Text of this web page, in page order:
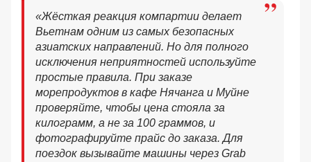
«Жёсткая реакция компартии делает
Вьетнам одним из самых безопасных
азиатских направлений. Но для полного
исключения неприятностей используйте
простые правила. При заказе
морепродуктов в кафе Нячанга и Муйне
проверяйте, чтобы цена стояла за
килограмм, а не за 100 граммов, и
фотографируйте прайс до заказа. Для
поездок вызывайте машины через Grab